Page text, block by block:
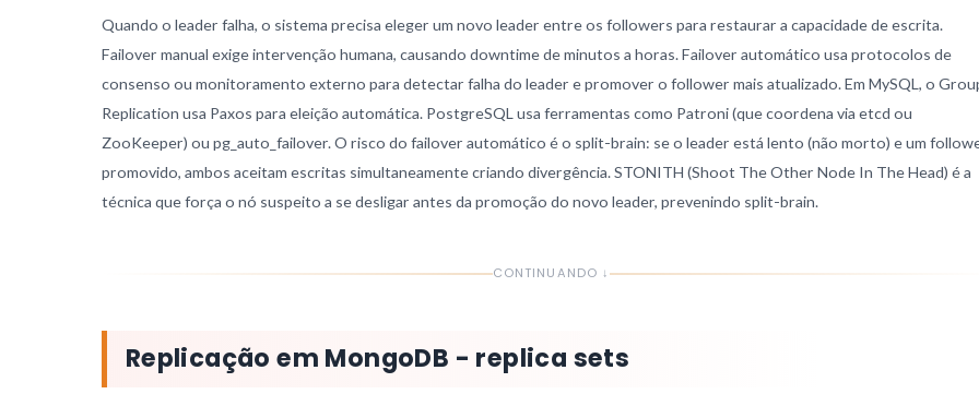
Quando o leader falha, o sistema precisa eleger um novo leader entre os followers para restaurar a capacidade de escrita.
Failover manual exige intervenção humana, causando downtime de minutos a horas. Failover automático usa protocolos de
consenso ou monitoramento externo para detectar falha do leader e promover o follower mais atualizado. Em MySQL, o
Replication usa Paxos para eleição automática. PostgreSQL usa ferramentas como Patroni (que coordena via etcd ou
ZooKeeper) ou pg_auto_failover. O risco do failover automático é o split-brain: se o leader está lento (não morto) e um
promovido, ambos aceitam escritas simultaneamente criando divergência. STONITH (Shoot The Other Node In The Head) é a
técnica que força o nó suspeito a se desligar antes da promoção do novo leader, prevenindo split-brain.
CONTINUANDO ↓
Replicação em MongoDB - replica sets